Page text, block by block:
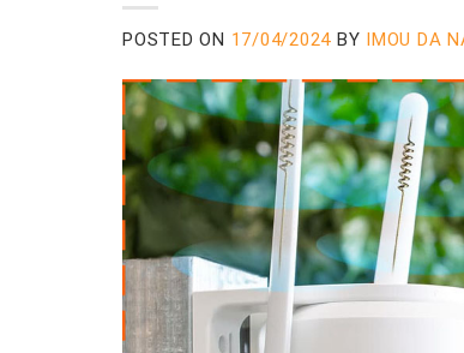
POSTED ON 17/04/2024 BY IMOU DA